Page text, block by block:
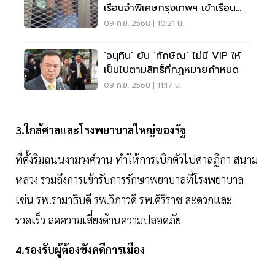
เรือนจำพิเศษกรุงเทพฯ เข้าเรือนจำ
คลองเปรมแล้ว
09 ก.ย. 2568 | 10:21 น.
‘อนุทิน’ ยัน ‘ทักษิณ’ ไม่มี VIP ให้
เป็นไปตามสิทธิ์ที่กฏหมายกำหนด
09 ก.ย. 2568 | 11:17 น.
3.ใกล้ศาลและโรงพยาบาลใหญ่ของรัฐ
ที่ตั้งริมถนนงามวงศ์วาน ทำให้การเบิกตัวไปศาลฎีกา สนาม
หลวง รวมถึงการเข้ารับการรักษาพยาบาลที่โรงพยาบาล
เช่น รพ.รามาธิบดี รพ.วิภาวดี รพ.ศิริราช สะดวกและ
รวดเร็ว ลดความเสี่ยงด้านความปลอดภัย
4.รองรับผู้ต้องขังคดีการเมือง